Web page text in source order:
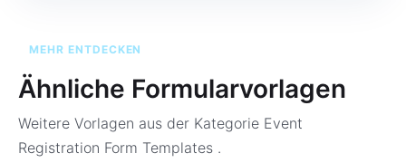
MEHR ENTDECKEN
Ähnliche Formularvorlagen
Weitere Vorlagen aus der Kategorie Event
Registration Form Templates .